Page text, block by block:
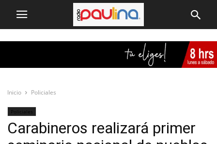
Inicio Policiales
Policiales
Carabineros realizará primer